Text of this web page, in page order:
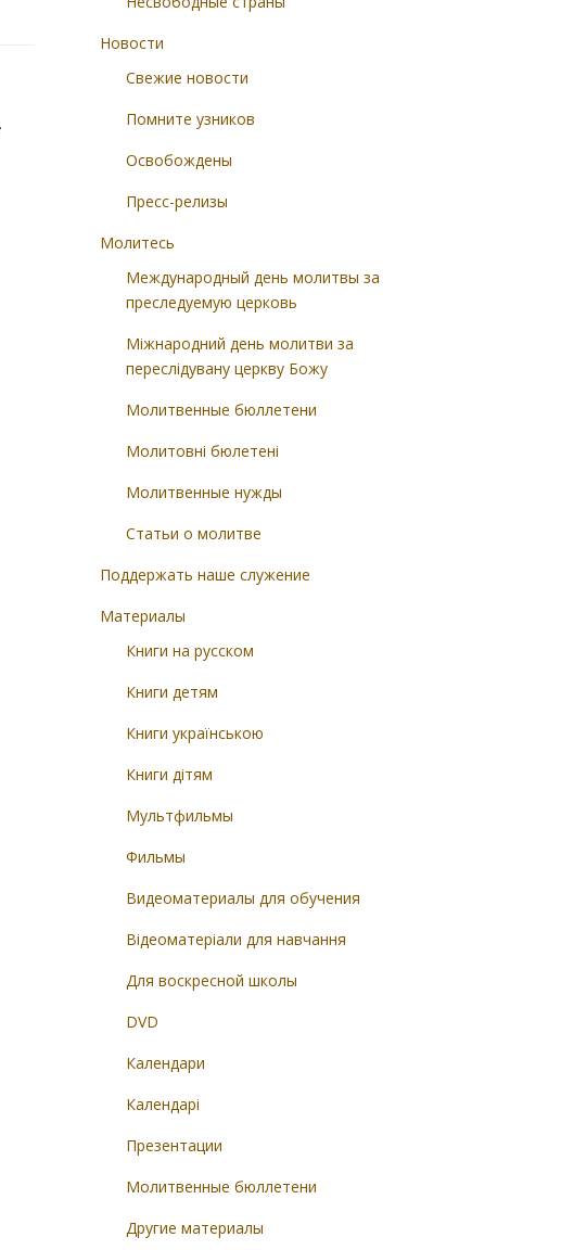
Новости
Свежие новости
Помните узников
Освобождены
Пресс-релизы
Молитесь
Международный день молитвы за
преследуемую церковь
Міжнародний день молитви за
переслідувану церкву Божу
Молитвенные бюллетени
Молитовні бюлетені
Молитвенные нужды
Статьи о молитве
Поддержать наше служение
Материалы
Книги на русском
Книги детям
Книги українською
Книги дітям
Мультфильмы
Фильмы
Видеоматериалы для обучения
Відеоматеріали для навчання
Для воскресной школы
DVD
Календари
Календарі
Презентации
Молитвенные бюллетени
Другие материалы